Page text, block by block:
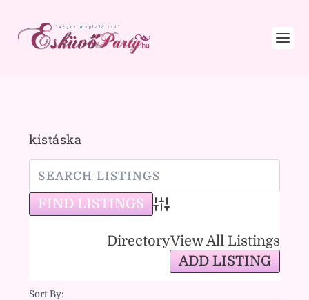
kistáska
Advanced Search
DirectoryView All Listings
ADD LISTING
Sort By: